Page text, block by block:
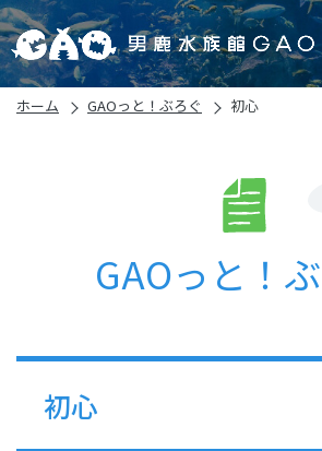
ホーム GAOっと！ぶろぐ 初心
GAOっと！
初心